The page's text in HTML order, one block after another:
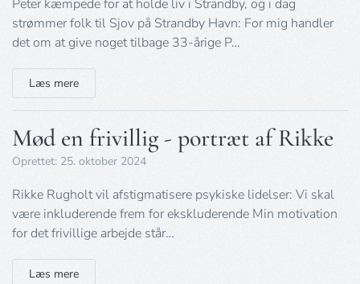
Peter kæmpede for at holde liv i Strandby, og i dag
strømmer folk til Sjov på Strandby Havn: For mig handler
det om at give noget tilbage 33-årige P…
Læs mere
Mød en frivillig - portræt af Rikke
Oprettet: 25. oktober 2024
Rikke Rugholt vil afstigmatisere psykiske lidelser: Vi skal
være inkluderende frem for ekskluderende Min motivation
for det frivillige arbejde står…
Læs mere